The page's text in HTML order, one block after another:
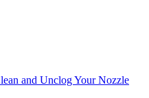
and Unclog Your Nozzle